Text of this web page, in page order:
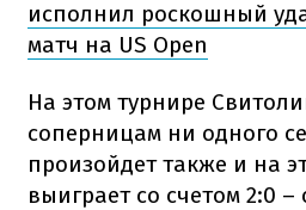
исполнил роскошный
матч на US Open
На этом турнире
соперницам ни одного
произойдет также и на
выиграет со счетом 2:0 –